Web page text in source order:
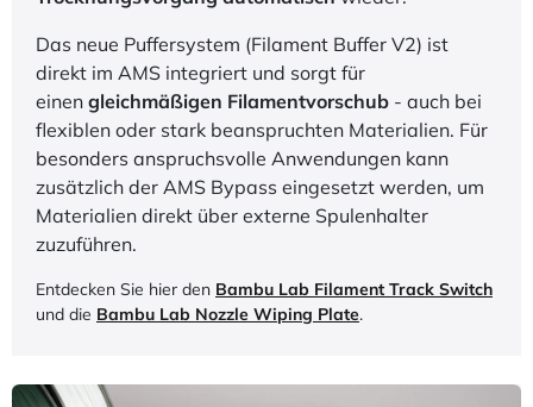
Trocknungsfunktion, die das Filament bis 65 °C
Feuchtigkeit schützt- ideal für hygroskopische
Materialien wie PA,TPUoderPC. Ein neu
entwickeltes System mit elektrisch gesteuerten
Ventilen und intelligenter Luftführung sorgt für die
Luftbewegung während der Trocknung
undversiegelt die Kammer nach dem
Trocknungsvorgang automatisch
Das neue Puffersystem (Filament Buffer V2) ist
flexiblen oder stark beanspruchten Materialien. Für